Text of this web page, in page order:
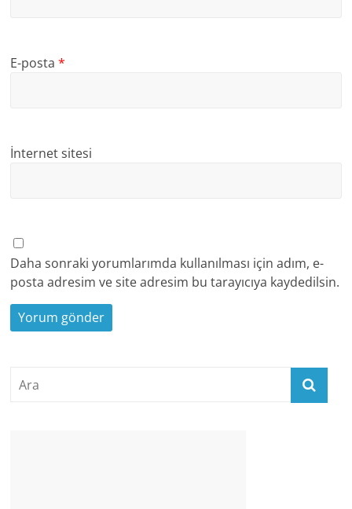
E-posta*
İnternet sitesi
Daha sonraki yorumlarımda kullanılması için adım, e-
posta adresim ve site adresim bu tarayıcıya kaydedilsin.